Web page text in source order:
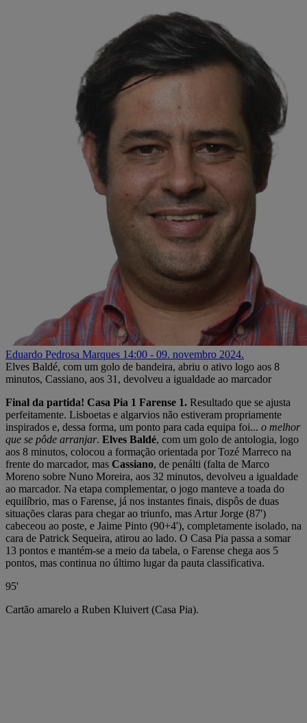
Eduardo Pedrosa Marques 14:00 - 09. novembro 2024.
Elves Baldé, com um golo de bandeira, abriu o ativo logo aos 8
minutos, Cassiano, aos 31, devolveu a igualdade ao marcador
Final da partida! Casa Pia 1 Farense 1. Resultado que se ajusta
perfeitamente. Lisboetas e algarvios não estiveram propriamente
inspirados e, dessa forma, um ponto para cada equipa foi... o melhor
que se pôde arranjar. Elves Baldé, com um golo de antologia, logo
aos 8 minutos, colocou a formação orientada por Tozé Marreco na
frente do marcador, mas Cassiano, de penálti (falta de Marco
Moreno sobre Nuno Moreira, aos 32 minutos, devolveu a igualdade
ao marcador. Na etapa complementar, o jogo manteve a toada do
equilíbrio, mas o Farense, já nos instantes finais, dispôs de duas
situações claras para chegar ao triunfo, mas Artur Jorge (87')
cabeceou ao poste, e Jaime Pinto (90+4'), completamente isolado, na
cara de Patrick Sequeira, atirou ao lado. O Casa Pia passa a somar
13 pontos e mantém-se a meio da tabela, o Farense chega aos 5
pontos, mas continua no último lugar da pauta classificativa.
95'
Cartão amarelo a Ruben Kluivert (Casa Pia).